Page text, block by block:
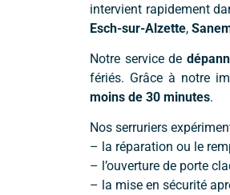
intervient rapidement
Esch-sur-Alzette,
Notre service de
fériés. Grâce à notre
moins de 30 minutes.
Nos serruriers
– la réparation ou le
– l’ouverture de porte
– la mise en sécurité